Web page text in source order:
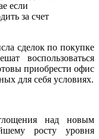
если
за счет
сделок по покупке
воспользоваться
приобрести офис
для себя условиях.
над новым
росту уровня